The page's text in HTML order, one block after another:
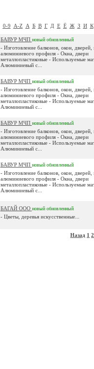
0-9 A-Z А Б В Г Д Е Ё Ж З И К
БАВУР МЧП новый обновленный
- Изготовление балконов, окон, дверей,
алюминиевого профиля - Окна, двери
металлопластиковые - Используемые
Алюминиевый с...
БАВУР МЧП новый обновленный
- Изготовление балконов, окон, дверей,
алюминиевого профиля - Окна, двери
металлопластиковые - Используемые
Алюминиевый с...
БАВУР МЧП новый обновленный
- Изготовление балконов, окон, дверей,
алюминиевого профиля - Окна, двери
металлопластиковые - Используемые
Алюминиевый с...
БАВУР МЧП новый обновленный
- Изготовление балконов, окон, дверей,
алюминиевого профиля - Окна, двери
металлопластиковые - Используемые
Алюминиевый с...
БАГАЙ ООО новый обновленный
- Цветы, деревья искусственные...
Назад 1 2